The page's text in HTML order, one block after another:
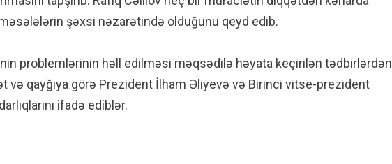
məsələlərin şəxsi nəzarətində olduğunu qeyd edib.
problemlərinin həll edilməsi məqsədilə həyata keçirilən tədbirlərdən
və qayğıya görə Prezident İlham Əliyevə və Birinci vitse-prezident
ifadə ediblər.